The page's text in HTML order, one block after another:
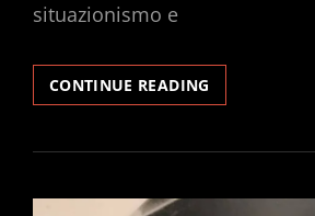
situazionismo e
CONTINUE READING
OF